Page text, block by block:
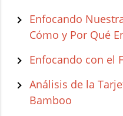
Enfocando
Cómo y Por Qué
Enfocando con el
Análisis de la
Bamboo